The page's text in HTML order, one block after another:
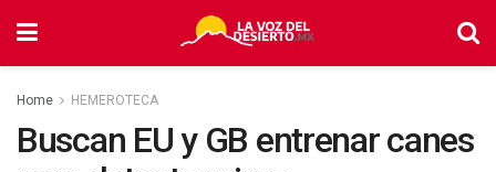
Home HEMEROTECA
Buscan EU y GB entrenar canes